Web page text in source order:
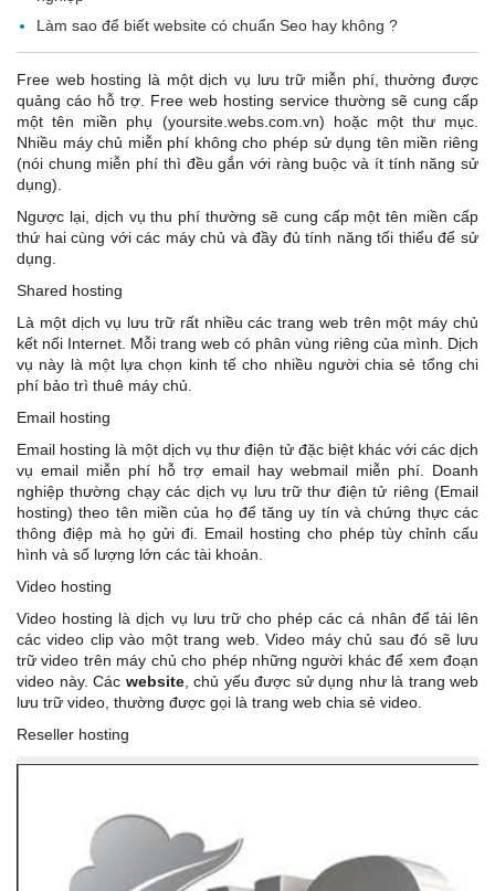
Làm sao để biết website có chuẩn Seo hay không ?
Free web hosting là một dịch vụ lưu trữ miễn phí, thường được
quảng cáo hỗ trợ. Free web hosting service thường sẽ cung cấp
một tên miền phụ (yoursite.webs.com.vn) hoặc một thư mục.
Nhiều máy chủ miễn phí không cho phép sử dụng tên miền riêng
(nói chung miễn phí thì đều gắn với ràng buộc và ít tính năng sử
dụng).
Ngược lại, dịch vụ thu phí thường sẽ cung cấp một tên miền cấp
thứ hai cùng với các máy chủ và đầy đủ tính năng tối thiểu để sử
dụng.
Shared hosting
Là một dịch vụ lưu trữ rất nhiều các trang web trên một máy chủ
kết nối Internet. Mỗi trang web có phân vùng riêng của mình. Dịch
vụ này là một lựa chọn kinh tế cho nhiều người chia sẻ tổng chi
phí bảo trì thuê máy chủ.
Email hosting
Email hosting là một dịch vụ thư điện tử đặc biệt khác với các dịch
vụ email miễn phí hỗ trợ email hay webmail miễn phí. Doanh
nghiệp thường chạy các dịch vụ lưu trữ thư điện tử riêng (Email
hosting) theo tên miền của họ để tăng uy tín và chứng thực các
thông điệp mà họ gửi đi. Email hosting cho phép tùy chỉnh cấu
hình và số lượng lớn các tài khoản.
Video hosting
Video hosting là dịch vụ lưu trữ cho phép các cá nhân để tải lên
các video clip vào một trang web. Video máy chủ sau đó sẽ lưu
trữ video trên máy chủ cho phép những người khác để xem đoạn
video này. Các website, chủ yếu được sử dụng như là trang web
lưu trữ video, thường được gọi là trang web chia sẻ video.
Reseller hosting